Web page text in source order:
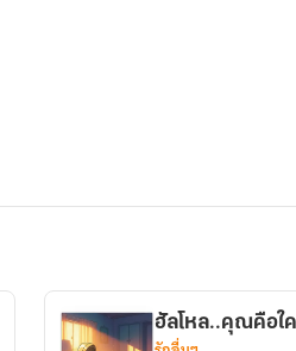
ฮัลโหล..คุณคือใ